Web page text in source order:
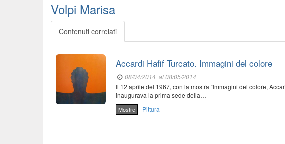
Volpi Marisa
Contenuti correlati
Accardi Hafif Turcato. Immagini del colore
08/04/2014 al 08/05/2014
Il 12 aprile del 1967, con la mostra “Immagini del colore,
inaugurava la prima sede della…
Mostre Pittura